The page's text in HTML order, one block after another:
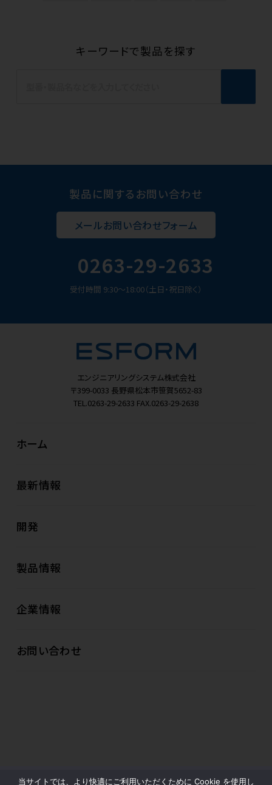
キーワードで製品を探す
製品に関するお問い合わせ
メールお問い合わせフォーム
0263-29-2633
受付時間 9:30～18:00（土日・祝日除く）
エンジニアリングシステム株式会社
〒399-0033 長野県松本市笹賀5652-83
TEL.0263-29-2633 FAX.0263-29-2638
ホーム
最新情報
開発
製品情報
企業情報
お問い合わせ
当サイトでは、より快適にご利用いただくために Cookie を使用し